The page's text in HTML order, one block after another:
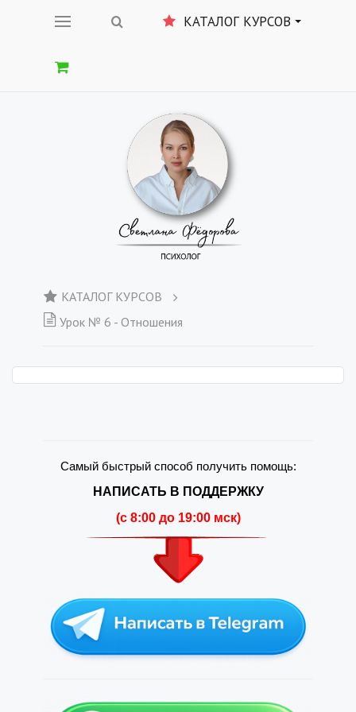
КАТАЛОГ КУРСОВ
КАТАЛОГ КУРСОВ
Урок № 6 - Отношения
Самый быстрый способ получить помощь:
НАПИСАТЬ В ПОДДЕРЖКУ
(c 8:00 до 19:00 мск)